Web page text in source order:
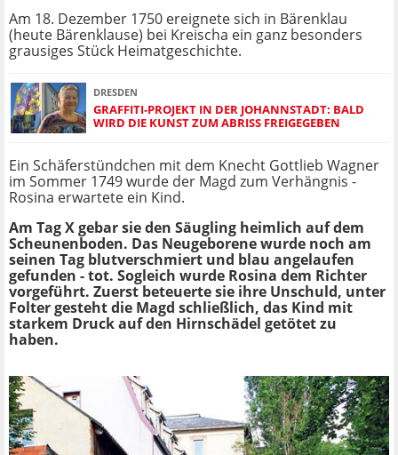
Am 18. Dezember 1750 ereignete sich in Bärenklau
(heute Bärenklause) bei Kreischa ein ganz besonders
grausiges Stück Heimatgeschichte.
DRESDEN
GRAFFITI-PROJEKT IN DER JOHANNSTADT: BALD
WIRD DIE KUNST ZUM ABRISS FREIGEGEBEN
Ein Schäferstündchen mit dem Knecht Gottlieb Wagner
im Sommer 1749 wurde der Magd zum Verhängnis -
Rosina erwartete ein Kind.
Am Tag X gebar sie den Säugling heimlich auf dem
Scheunenboden. Das Neugeborene wurde noch am
seinen Tag blutverschmiert und blau angelaufen
gefunden - tot. Sogleich wurde Rosina dem Richter
vorgeführt. Zuerst beteuerte sie ihre Unschuld, unter
Folter gesteht die Magd schließlich, das Kind mit
starkem Druck auf den Hirnschädel getötet zu
haben.